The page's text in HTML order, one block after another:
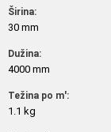
Širina:
30 mm
Dužina:
4000 mm
Težina po m':
1.1 kg